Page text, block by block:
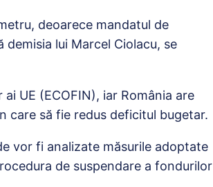
deoarece mandatul de
lui Marcel Ciolacu, se
UE (ECOFIN), iar România are
care să fie redus deficitul bugetar.
vor fi analizate măsurile adoptate
de suspendare a fondurilor